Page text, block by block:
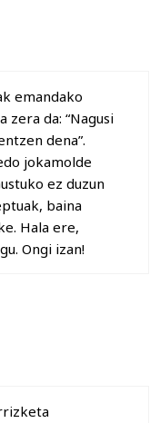
emandako
da: “Nagusi
dena”.
jokamolde
ez duzun
baina
Hala ere,
Ongi izan!